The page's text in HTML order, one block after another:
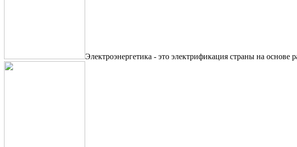
Электроэнергетика - это электрификация страны на основе